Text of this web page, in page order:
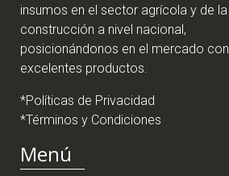
insumos en el sector agrícola y de la
construcción a nivel nacional,
posicionándonos en el mercado con
excelentes productos.
*Políticas de Privacidad
*Términos y Condiciones
Menú